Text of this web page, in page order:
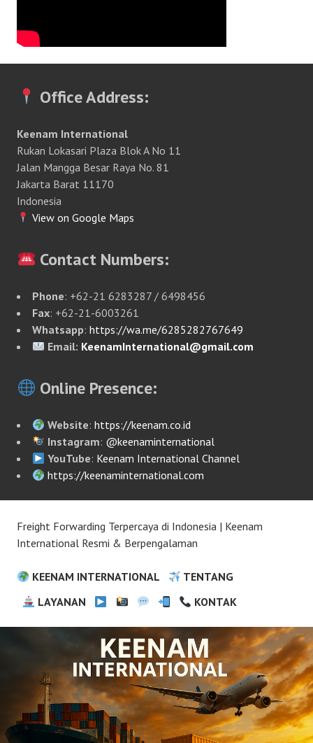
Office Address:
Keenam International
Rukan Lokasari Plaza Blok A No 11
Jalan Mangga Besar Raya No. 81
Jakarta Barat 11170
Indonesia
View on Google Maps
Contact Numbers:
Phone: +62-21 6283287 / 6498456
Fax: +62-21-6003261
Whatsapp: https://wa.me/6285282767649
Email: KeenamInternational@gmail.com
Online Presence:
Website:https://keenam.co.id
Instagram: @keenaminternational
YouTube: Keenam International Channel
https://keenaminternational.com
Freight Forwarding Terpercaya di Indonesia | Keenam
International Resmi & Berpengalaman
KEENAM INTERNATIONAL
TENTANG
LAYANAN
KONTAK